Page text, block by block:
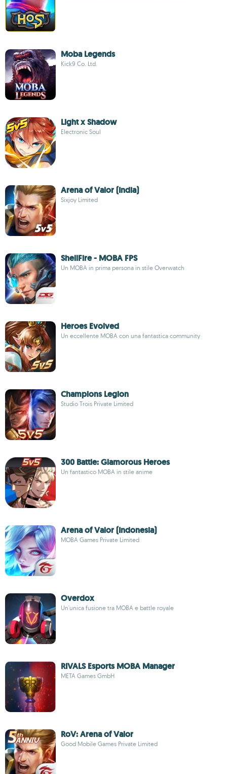
Moba Legends
Kick9 Co. Ltd.
Light x Shadow
Electronic Soul
Arena of Valor (India)
Sixjoy Limited
ShellFire - MOBA FPS
Un MOBA in prima persona in stile Overwatch
Heroes Evolved
Un eccellente MOBA con una fantastica community
Champions Legion
Studio Trois Private Limited
300 Battle: Glamorous Heroes
Un fantastico MOBA in stile anime
Arena of Valor (Indonesia)
MOBA Games Private Limited
Overdox
Un'unica fusione tra MOBA e battle royale
RIVALS Esports MOBA Manager
META Games GmbH
RoV: Arena of Valor
Good Mobile Games Private Limited